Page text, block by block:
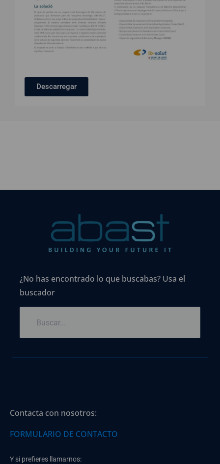
Descarregar
¿No has encontrado lo que buscabas? Usa el
buscador
Contacta con nosotros:
FORMULARIO DE CONTACTO
Y si prefieres llamarnos: